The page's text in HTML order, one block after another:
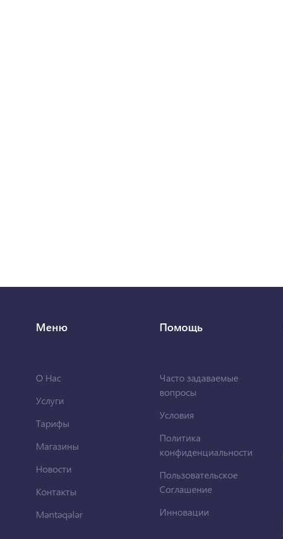
Меню
О Нас
Услуги
Тарифы
Магазины
Новости
Контакты
Məntəqələr
Помощь
Часто задаваемые
вопросы
Условия
Политика
конфиденциальности
Пользовательское
Соглашение
Инновации